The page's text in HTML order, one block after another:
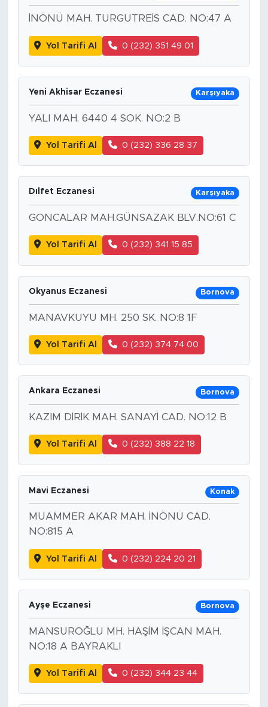
İNÖNÜ MAH. TURGUTREİS CAD. NO:47 A
Yol Tarifi Al 0 (232) 351 49 01
Yeni Akhisar Eczanesi Karşıyaka
YALI MAH. 6440 4 SOK. NO:2 B
Yol Tarifi Al 0 (232) 336 28 37
Dılfet Eczanesi Karşıyaka
GONCALAR MAH.GÜNSAZAK BLV.NO:61 C
Yol Tarifi Al 0 (232) 341 15 85
Okyanus Eczanesi Bornova
MANAVKUYU MH. 250 SK. NO:8 1F
Yol Tarifi Al 0 (232) 374 74 00
Ankara Eczanesi Bornova
KAZIM DİRİK MAH. SANAYİ CAD. NO:12 B
Yol Tarifi Al 0 (232) 388 22 18
Mavi Eczanesi Konak
MUAMMER AKAR MAH. İNÖNÜ CAD.
NO:815 A
Yol Tarifi Al 0 (232) 224 20 21
Ayşe Eczanesi Bornova
MANSUROĞLU MH. HAŞİM İŞCAN MAH.
NO:18 A BAYRAKLI
Yol Tarifi Al 0 (232) 344 23 44